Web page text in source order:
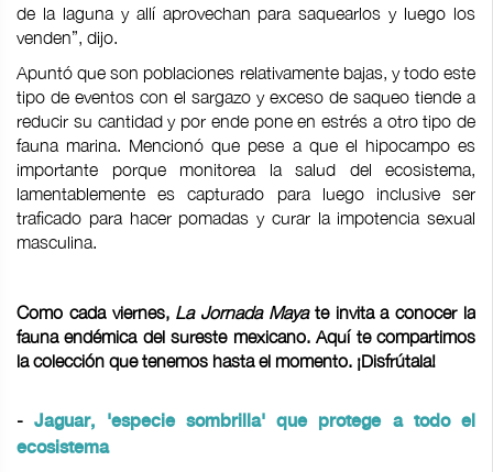
de la laguna y allí aprovechan para saquearlos y luego los
venden”, dijo.
Apuntó que son poblaciones relativamente bajas, y todo este
tipo de eventos con el sargazo y exceso de saqueo tiende a
reducir su cantidad y por ende pone en estrés a otro tipo de
fauna marina. Mencionó que pese a que el hipocampo es
importante porque monitorea la salud del ecosistema,
lamentablemente es capturado para luego inclusive ser
traficado para hacer pomadas y curar la impotencia sexual
masculina.
Como cada viernes, La Jornada Maya te invita a conocer la
fauna endémica del sureste mexicano. Aquí te compartimos
la colección que tenemos hasta el momento. ¡Disfrútala!
-Jaguar, 'especie sombrilla' que protege a todo el
ecosistema